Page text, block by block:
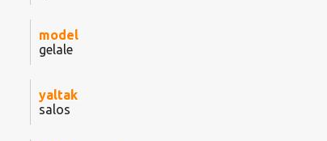
model
gelale
yaltak
salos